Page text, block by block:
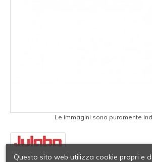
Le immagini sono puramente
Questo sito web utilizza cookie propri e